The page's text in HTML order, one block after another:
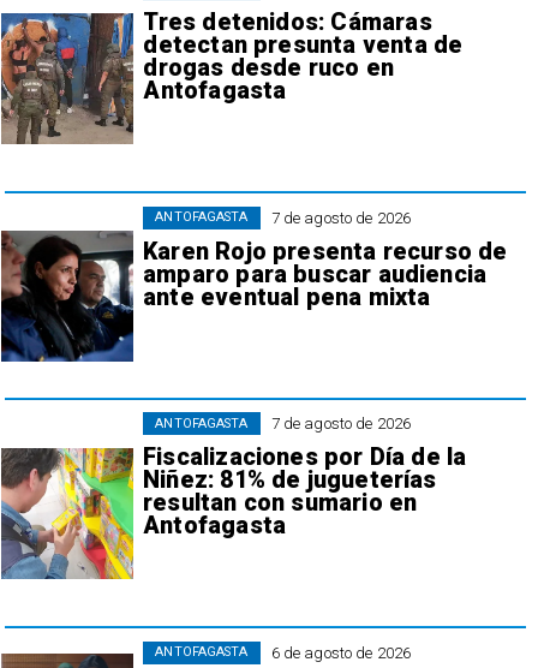
Tres detenidos: Cámaras
detectan presunta venta de
drogas desde ruco en
Antofagasta
7 de agosto de 2026
Karen Rojo presenta recurso de
amparo para buscar audiencia
ante eventual pena mixta
ANTOFAGASTA
7 de agosto de 2026
Fiscalizaciones por Día de la
Niñez: 81% de jugueterías
resultan con sumario en
Antofagasta
ANTOFAGASTA
6 de agosto de 2026
ANTOFAGASTA